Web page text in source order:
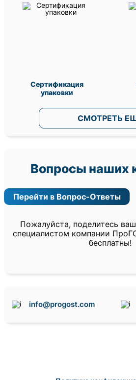
Сертификация
упаковки
СМОТРЕТЬ
Вопросы наших
Перейти в Вопрос-Ответы
Пожалуйста, поделитесь
специалистом компании
бесплатны!
info@progost.com